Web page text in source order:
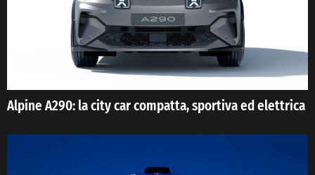
Alpine A290: la city car compatta, sportiva ed elettrica